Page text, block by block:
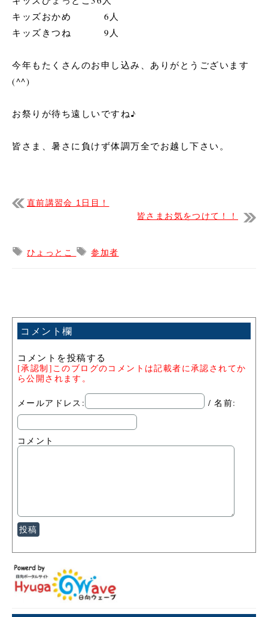
キッズおかめ 6人
キッズきつね 9人
今年もたくさんのお申し込み、ありがとうございます
(^^)
お祭りが待ち遠しいですね♪
皆さま、暑さに負けず体調万全でお越し下さい。
直前講習会 1日目！
皆さまお気をつけて！！
ひょっとこ 参加者
コメント欄
コメントを投稿する
[承認制]このブログのコメントは記載者に承認されてか
ら公開されます。
メールアドレス: / 名前:
コメント